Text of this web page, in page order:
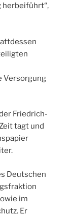
herbeiführt“,
Versorgung
Friedrich-
tagt und
Deutschen
im
Er